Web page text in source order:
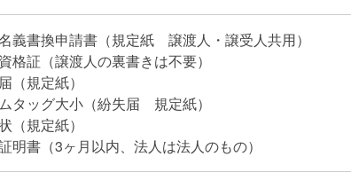
義書換申請書（規定紙 譲渡人・譲受人共用）
格証（譲渡人の裏書きは不要）
（規定紙）
タッグ大小（紛失届 規定紙）
（規定紙）
明書（3ヶ月以内、法人は法人のもの）